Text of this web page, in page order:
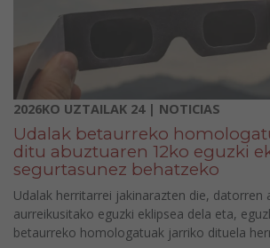
2026KO UZTAILAK 24 | NOTICIAS
Udalak betaurreko
ditu abuztuaren 12ko eguzki
segurtasunez behatzeko
Udalak herritarrei jakinarazten die, datorren
aurreikusitako eguzki eklipsea dela eta,
betaurreko homologatuak jarriko dituela